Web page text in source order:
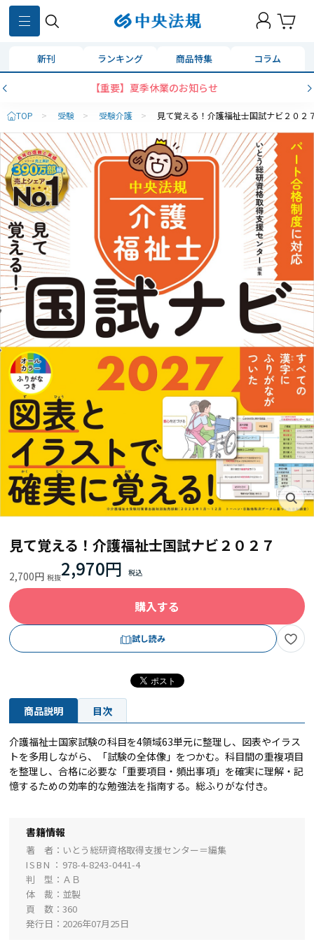
新刊 ランキング 商品特集 コラム
【重要】夏季休業のお知らせ
TOP > 受験 > 受験介護 > 見て覚える！介護福祉士国試ナビ２０２
見て覚える！介護福祉士国試ナビ２０２７
2,700円 2,970円
購入する
試し読み
商品説明 目次
介護福祉士国家試験の科目を4領域63単元に整理し、図表やイラス
トを多用しながら、「試験の全体像」をつかむ。科目間の重複項目
を整理し、合格に必要な「重要項目・頻出事項」を確実に理解・記
憶するための効率的な勉強法を指南する。総ふりがな付き。
書籍情報
著 者
いとう総研資格取得支援センター＝編集
ISBN
978-4-8243-0441-4
判 型
ＡＢ
体 裁
並製
頁 数
360
発行日
2026年07月25日